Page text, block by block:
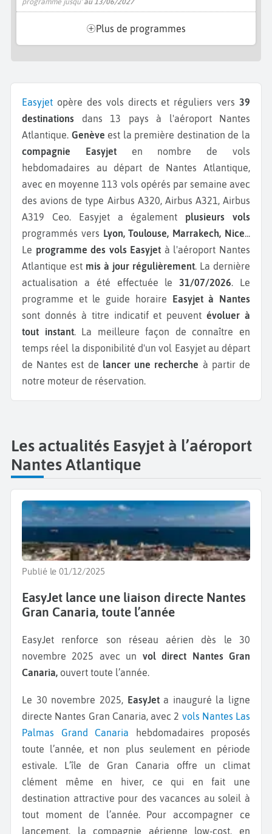
Plus de programmes
Easyjet opère des vols directs et réguliers vers 39
destinations dans 13 pays à l'aéroport Nantes
Atlantique. Genève est la première destination de la
compagnie Easyjeten nombre de vols
hebdomadaires au départ de Nantes Atlantique,
avec en moyenne 113 vols opérés par semaine avec
des avions de type Airbus A320, Airbus A321, Airbus
A319 Ceo. Easyjet a également plusieurs vols
programmés vers Lyon, Toulouse, Marrakech, Nice...
Le programme des vols Easyjet à l'aéroport Nantes
Atlantique est mis à jour régulièrement. La dernière
actualisation a été effectuée le31/07/2026. Le
programme et le guide horaire Easyjet à Nantes
sont donnés à titre indicatif et peuventévoluer à
tout instant. La meilleure façon de connaître en
temps réel la disponibilité d'un vol Easyjet au départ
de Nantes est de lancer une recherche à partir de
notre moteur de réservation.
Les actualités Easyjet à l’aéroport
Nantes Atlantique
Publié le 01/12/2025
EasyJet lance une liaison directe Nantes
Gran Canaria, toute l’année
EasyJet renforce son réseau aérien dès le 30
novembre 2025 avec un vol direct Nantes Gran
Canaria, ouvert toute l’année.
Le 30 novembre 2025, EasyJeta inauguré la ligne
directe Nantes Gran Canaria, avec 2 vols Nantes Las
Palmas Grand Canaria hebdomadaires proposés
toute l’année, et non plus seulement en période
estivale. L’île de Gran Canaria offre un climat
clément même en hiver, ce qui en fait une
destination attractive pour des vacances au soleil à
tout moment de l’année. Pour accompagner ce
lancement, la compagnie aérienne low-cost, en